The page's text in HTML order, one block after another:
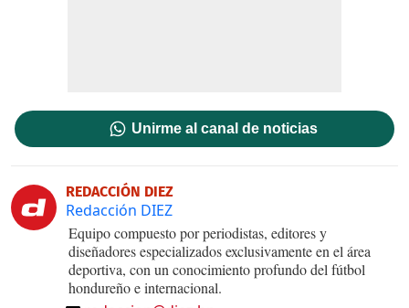
Unirme al canal de noticias
REDACCIÓN DIEZ
Redacción DIEZ
Equipo compuesto por periodistas, editores y
diseñadores especializados exclusivamente en el área
deportiva, con un conocimiento profundo del fútbol
hondureño e internacional.